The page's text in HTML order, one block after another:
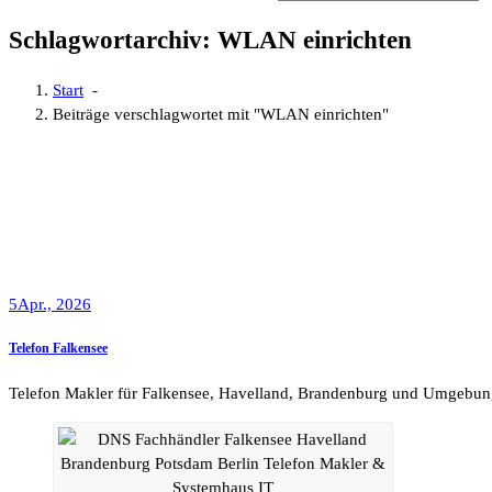
Schlagwortarchiv: WLAN einrichten
Start -
Beiträge verschlagwortet mit "WLAN einrichten"
5Apr., 2026
Telefon Falkensee
Telefon Makler für Falkensee, Havelland, Brandenburg und